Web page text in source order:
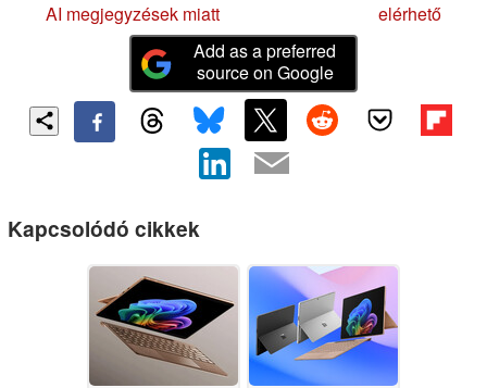
AI megjegyzések miatt
elérhető
Add as a preferred
source on Google
Kapcsolódó cikkek